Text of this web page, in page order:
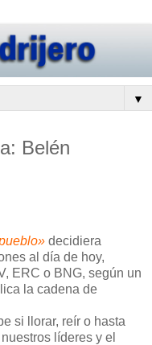
▼
Belén
decidiera
al día de hoy,
ERC o BNG, según un
la cadena de
si llorar, reír o hasta
líderes y el